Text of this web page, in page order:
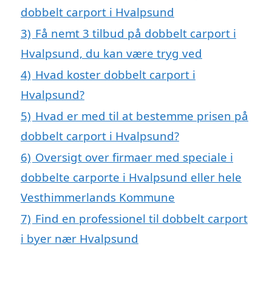
dobbelt carport i Hvalpsund
3) Få nemt 3 tilbud på dobbelt carport i
Hvalpsund, du kan være tryg ved
4) Hvad koster dobbelt carport i
Hvalpsund?
5) Hvad er med til at bestemme prisen på
dobbelt carport i Hvalpsund?
6) Oversigt over firmaer med speciale i
dobbelte carporte i Hvalpsund eller hele
Vesthimmerlands Kommune
7) Find en professionel til dobbelt carport
i byer nær Hvalpsund